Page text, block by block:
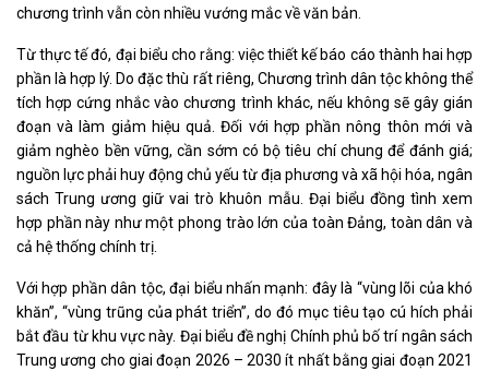
chương trình vẫn còn nhiều vướng mắc về văn bản.
Từ thực tế đó, đại biểu cho rằng: việc thiết kế báo cáo thành hai hợp
phần là hợp lý. Do đặc thù rất riêng, Chương trình dân tộc không thể
tích hợp cứng nhắc vào chương trình khác, nếu không sẽ gây gián
đoạn và làm giảm hiệu quả. Đối với hợp phần nông thôn mới và
giảm nghèo bền vững, cần sớm có bộ tiêu chí chung để đánh giá;
nguồn lực phải huy động chủ yếu từ địa phương và xã hội hóa, ngân
sách Trung ương giữ vai trò khuôn mẫu. Đại biểu đồng tình xem
hợp phần này như một phong trào lớn của toàn Đảng, toàn dân và
cả hệ thống chính trị.
Với hợp phần dân tộc, đại biểu nhấn mạnh: đây là “vùng lõi của khó
khăn”, “vùng trũng của phát triển”, do đó mục tiêu tạo cú hích phải
bắt đầu từ khu vực này. Đại biểu đề nghị Chính phủ bố trí ngân sách
Trung ương cho giai đoạn 2026 – 2030 ít nhất bằng giai đoạn 2021